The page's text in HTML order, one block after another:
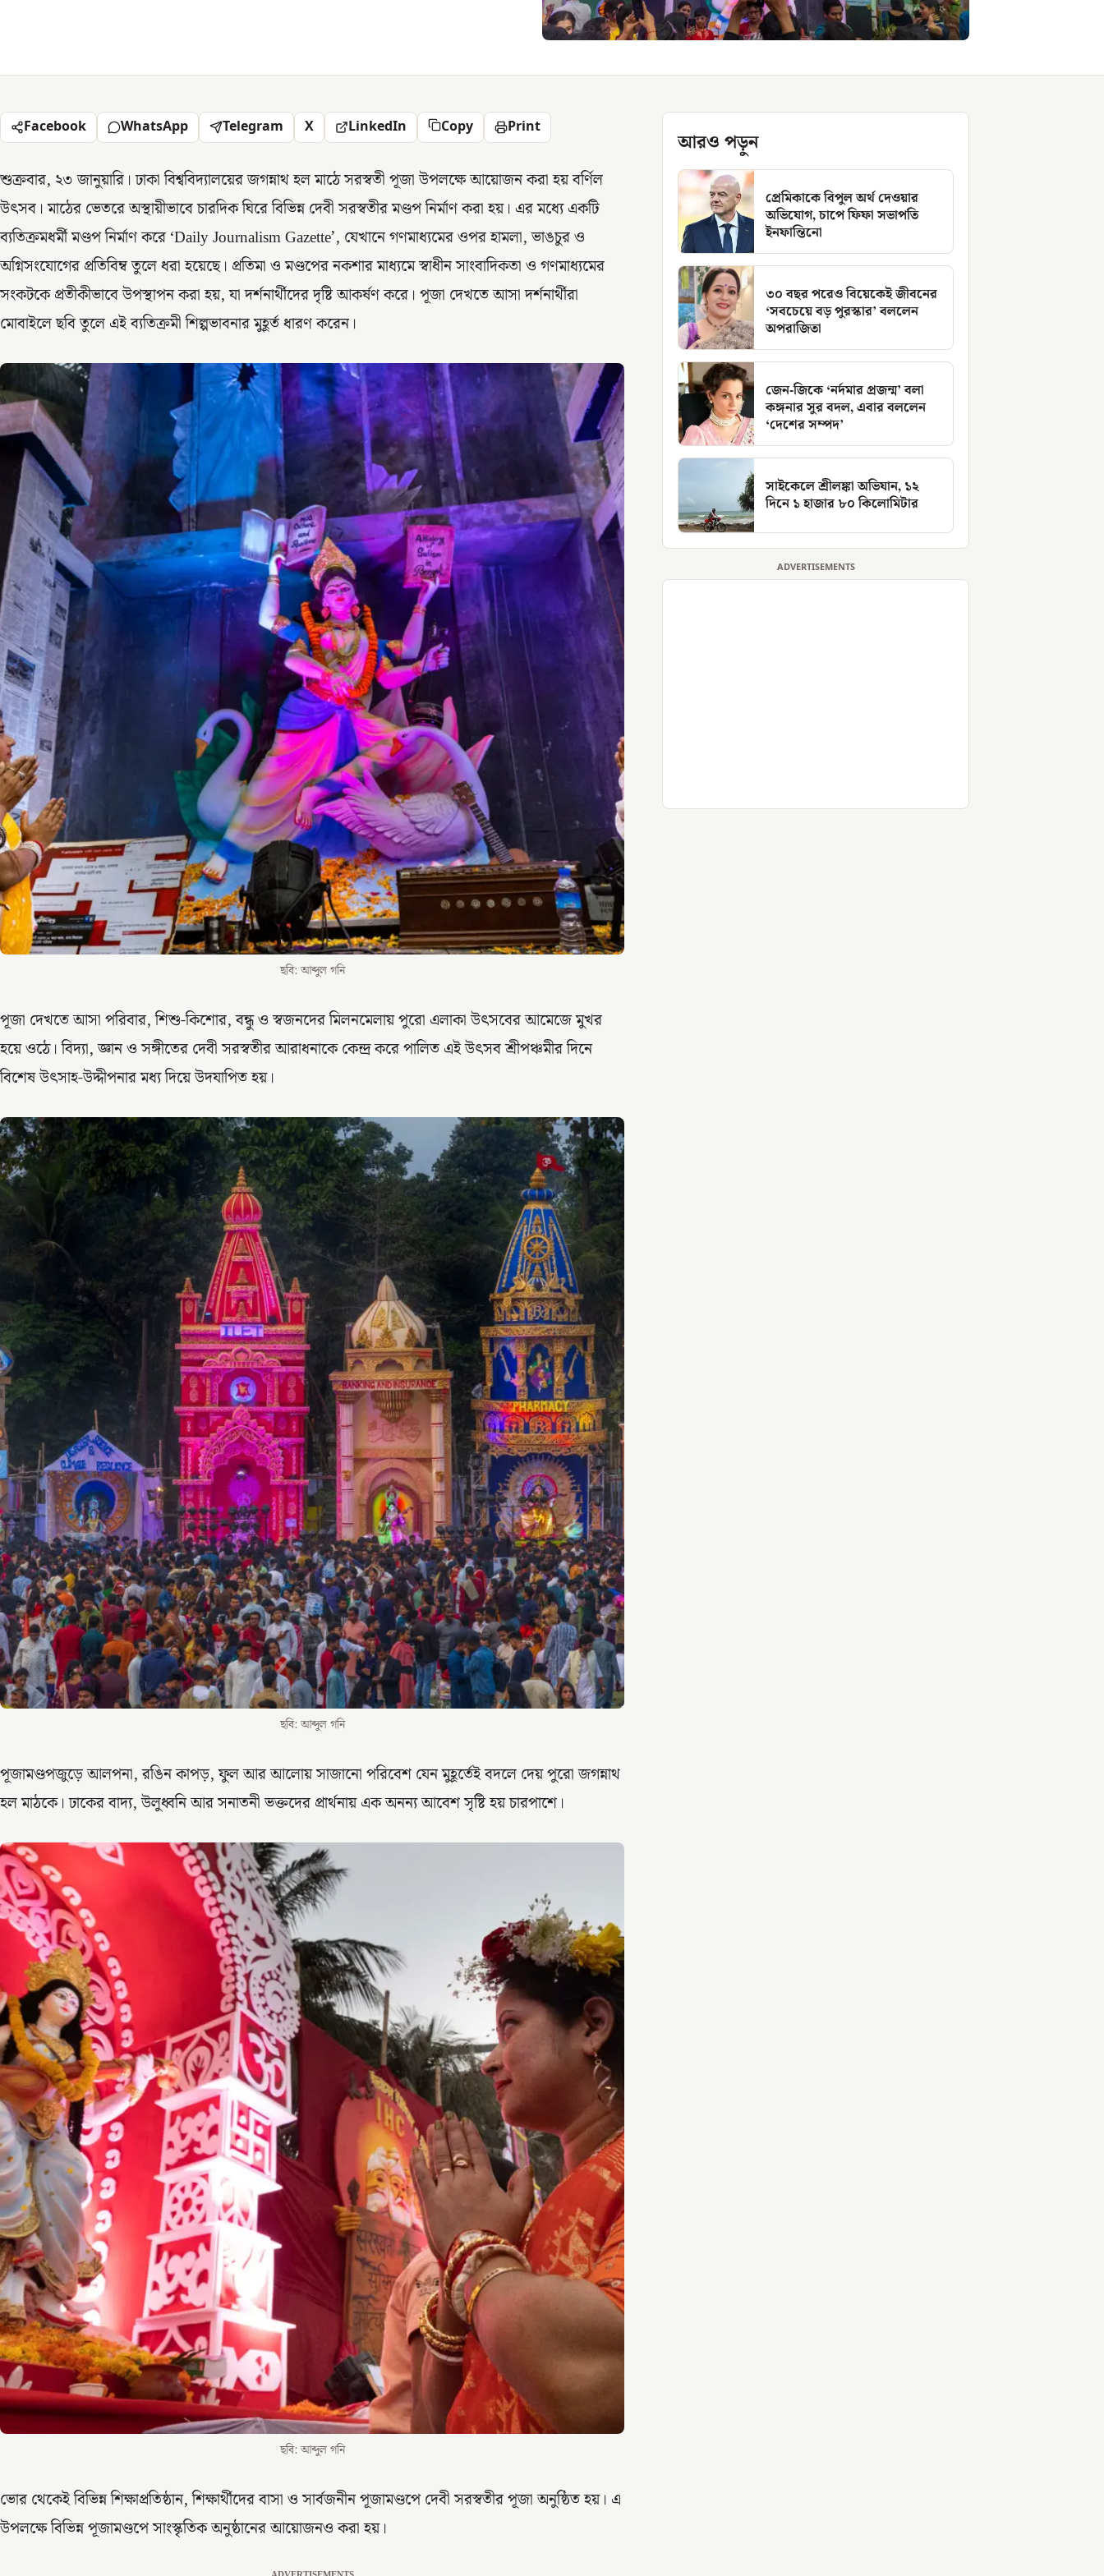
Facebook WhatsApp Telegram X LinkedIn Copy Print
শুক্রবার, ২৩ জানুয়ারি। ঢাকা বিশ্ববিদ্যালয়ের জগন্নাথ হল মাঠে সরস্বতী পূজা উপলক্ষে আয়োজন করা হয় বর্ণিল
উৎসব। মাঠের ভেতরে অস্থায়ীভাবে চারদিক ঘিরে বিভিন্ন দেবী সরস্বতীর মণ্ডপ নির্মাণ করা হয়। এর মধ্যে একটি
ব্যতিক্রমধর্মী মণ্ডপ নির্মাণ করে ‘Daily Journalism Gazette’, যেখানে গণমাধ্যমের ওপর হামলা, ভাঙচুর ও
অগ্নিসংযোগের প্রতিবিম্ব তুলে ধরা হয়েছে। প্রতিমা ও মণ্ডপের নকশার মাধ্যমে স্বাধীন সাংবাদিকতা ও গণমাধ্যমের
সংকটকে প্রতীকীভাবে উপস্থাপন করা হয়, যা দর্শনার্থীদের দৃষ্টি আকর্ষণ করে। পূজা দেখতে আসা দর্শনার্থীরা
মোবাইলে ছবি তুলে এই ব্যতিক্রমী শিল্পভাবনার মুহূর্ত ধারণ করেন।
ছবি: আব্দুল গনি
পূজা দেখতে আসা পরিবার, শিশু-কিশোর, বন্ধু ও স্বজনদের মিলনমেলায় পুরো এলাকা উৎসবের আমেজে মুখর
হয়ে ওঠে। বিদ্যা, জ্ঞান ও সঙ্গীতের দেবী সরস্বতীর আরাধনাকে কেন্দ্র করে পালিত এই উৎসব শ্রীপঞ্চমীর দিনে
বিশেষ উৎসাহ-উদ্দীপনার মধ্য দিয়ে উদযাপিত হয়।
ছবি: আব্দুল গনি
পূজামণ্ডপজুড়ে আলপনা, রঙিন কাপড়, ফুল আর আলোয় সাজানো পরিবেশ যেন মুহূর্তেই বদলে দেয় পুরো জগন্নাথ
হল মাঠকে। ঢাকের বাদ্য, উলুধ্বনি আর সনাতনী ভক্তদের প্রার্থনায় এক অনন্য আবেশ সৃষ্টি হয় চারপাশে।
ছবি: আব্দুল গনি
ভোর থেকেই বিভিন্ন শিক্ষাপ্রতিষ্ঠান, শিক্ষার্থীদের বাসা ও সার্বজনীন পূজামণ্ডপে দেবী সরস্বতীর পূজা অনুষ্ঠিত হয়। এ
উপলক্ষে বিভিন্ন পূজামণ্ডপে সাংস্কৃতিক অনুষ্ঠানের আয়োজনও করা হয়।
আরও পড়ুন
প্রেমিকাকে বিপুল অর্থ দেওয়ার
অভিযোগ, চাপে ফিফা সভাপতি
ইনফান্তিনো
৩০ বছর পরেও বিয়েকেই জীবনের
‘সবচেয়ে বড় পুরস্কার’ বললেন
অপরাজিতা
জেন-জিকে ‘নর্দমার প্রজন্ম’ বলা
কঙ্গনার সুর বদল, এবার বললেন
‘দেশের সম্পদ’
সাইকেলে শ্রীলঙ্কা অভিযান, ১২
দিনে ১ হাজার ৮০ কিলোমিটার
ADVERTISEMENTS